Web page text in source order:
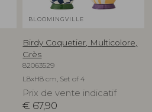
BLOOMINGVILLE
Birdy Coquetier, Multicolore,
Grès
82063529
L8xH8 cm, Set of 4
Prix de vente indicatif
€ 67,90